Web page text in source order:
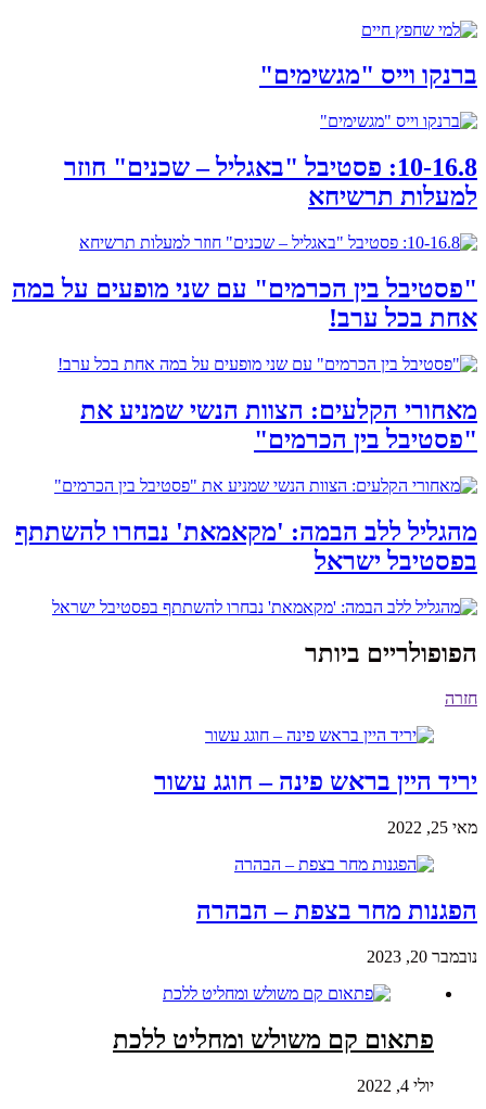
ברנקו וייס "מגשימים"
10-16.8: פסטיבל "באגליל – שכנים" חוזר
למעלות תרשיחא
"פסטיבל בין הכרמים" עם שני מופעים על במה
אחת בכל ערב!
מאחורי הקלעים: הצוות הנשי שמניע את
"פסטיבל בין הכרמים"
מהגליל ללב הבמה: 'מקאמאת' נבחרו להשתתף
בפסטיבל ישראל
הפופולריים ביותר
חזרה
יריד היין בראש פינה – חוגג עשור
מאי 25, 2022
הפגנות מחר בצפת – הבהרה
נובמבר 20, 2023
פתאום קם משולש ומחליט ללכת
יולי 4, 2022